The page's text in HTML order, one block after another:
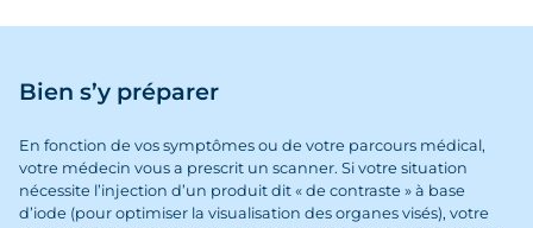
Bien s’y préparer
En fonction de vos symptômes ou de votre parcours médical,
votre médecin vous a prescrit un scanner. Si votre situation
nécessite l’injection d’un produit dit « de contraste » à base
d’iode (pour optimiser la visualisation des organes visés), votre